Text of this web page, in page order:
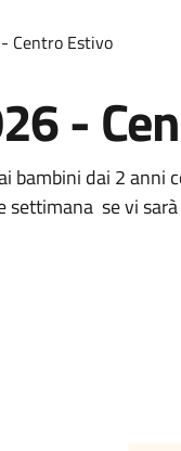
Centro Estivo
-
bambini dai 2 anni
se vi